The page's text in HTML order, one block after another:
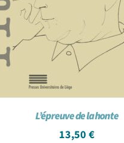
L’épreuve de la honte
13,50 €